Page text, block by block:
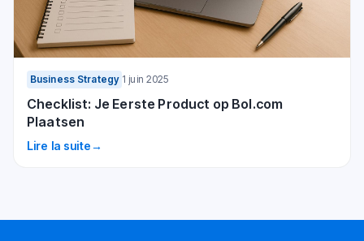
Business Strategy 1 juin 2025
Checklist: Je Eerste Product op Bol.com
Plaatsen
Lire la suite→